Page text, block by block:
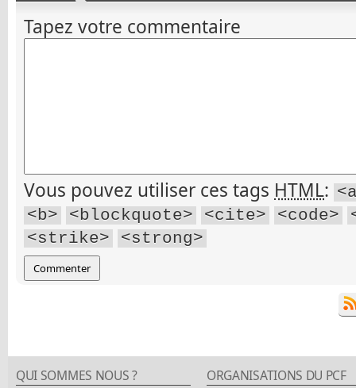
Tapez votre commentaire
Vous pouvez utiliser ces tags HTML:
<b>
<blockquote> <cite> <code>
<strike>
<strong>
QUI SOMMES NOUS ? ORGANISATIONS DU PCF